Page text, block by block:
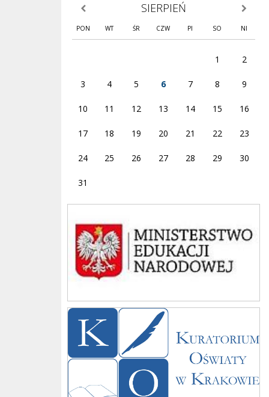
poprzedni miesiąc SIERPIEŃ
PON WT ŚR CZW PI SO NI
1 2
3 4 5 6 7 8 9
10 11 12 13 14 15 16
17 18 19 20 21 22 23
24 25 26 27 28 29 30
31
Ministerstwo
Kuratorium